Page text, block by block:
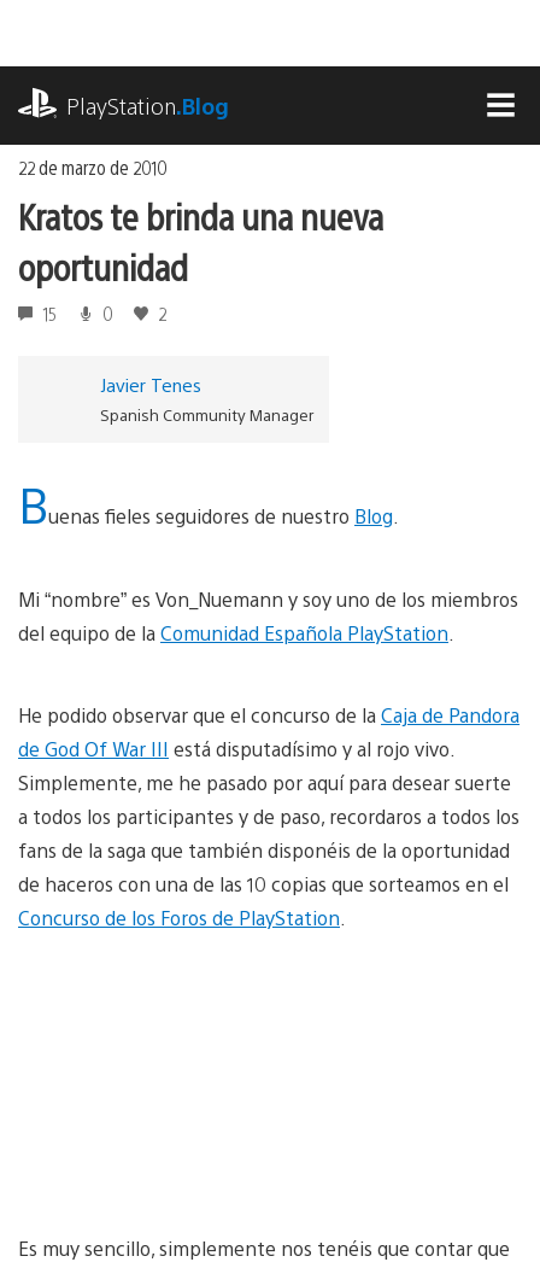
contenido
PlayStation.Blog
22 de marzo de 2010
Kratos te brinda una nueva
oportunidad
15 0 2
Javier Tenes
Spanish Community Manager
Buenas fieles seguidores de nuestro Blog
Mi “nombre” es Von_Nuemann y soy uno de los miembros
del equipo de la Comunidad Española PlayStation
He podido observar que el concurso de la Caja de Pandora
de God Of War III está disputadísimo y al rojo vivo.
Simplemente, me he pasado por aquí para desear suerte
a todos los participantes y de paso, recordaros a todos los
fans de la saga que también disponéis de la oportunidad
de haceros con una de las 10 copias que sorteamos en el
Concurso de los Foros de PlayStation
Es muy sencillo, simplemente nos tenéis que contar que